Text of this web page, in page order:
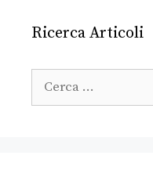
Ricerca Articoli